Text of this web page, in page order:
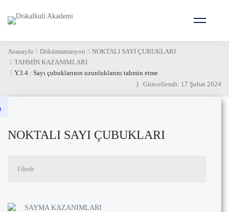
Anasayfa Dökümantasyon
NOKTALI SAYI ÇUBUKLARI
TAHMİN KAZANIMLARI
Y.3.4 : Sayı çubuklarının uzunluklarını tahmin etme
Güncellendi: 17 Şubat 2024
NOKTALI SAYI ÇUBUKLARI
SAYMA KAZANIMLARI